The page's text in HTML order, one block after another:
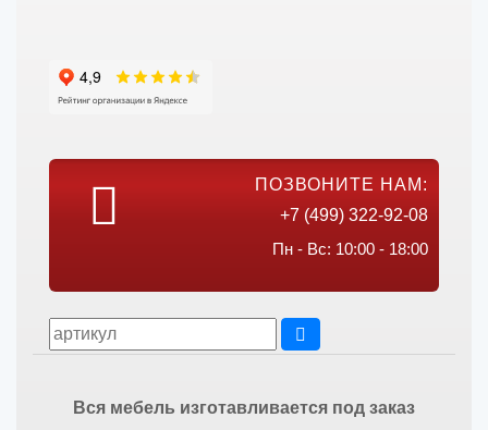
ПОЗВОНИТЕ НАМ:
+7 (499) 322-92-08
Пн - Вс: 10:00 - 18:00
Вся мебель изготавливается под заказ